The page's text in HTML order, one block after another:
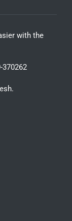
with the
370262